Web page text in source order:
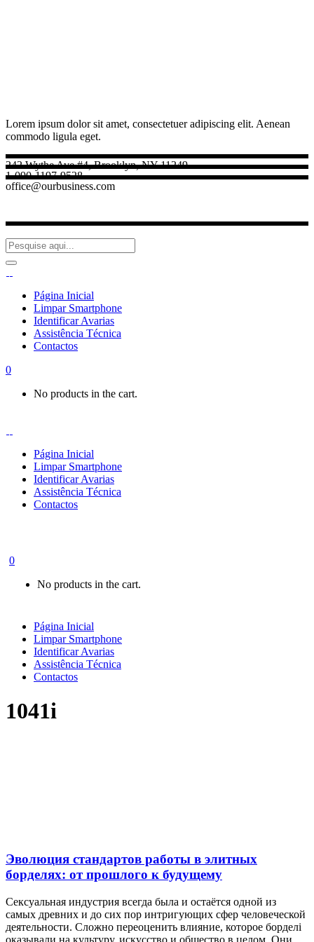
Lorem ipsum dolor sit amet, consectetuer adipiscing elit. Aenean
commodo ligula eget.
242 Wythe Ave #4, Brooklyn, NY 11249
1-090-1197-9528
office@ourbusiness.com
Página Inicial
Limpar Smartphone
Identificar Avarias
Assistência Técnica
Contactos
0
No products in the cart.
Página Inicial
Limpar Smartphone
Identificar Avarias
Assistência Técnica
Contactos
0
No products in the cart.
Página Inicial
Limpar Smartphone
Identificar Avarias
Assistência Técnica
Contactos
1041i
Эволюция стандартов работы в элитных
борделях: от прошлого к будущему
Сексуальная индустрия всегда была и остаётся одной из
самых древних и до сих пор интригующих сфер человеческой
деятельности. Сложно переоценить влияние, которое борделі
оказывали на культуру, искусство и общество в целом. Они